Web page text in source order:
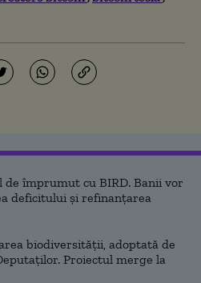
de împrumut cu BIRD. Banii vor
deficitului și refinanțarea
biodiversității, adoptată de
Proiectul merge la